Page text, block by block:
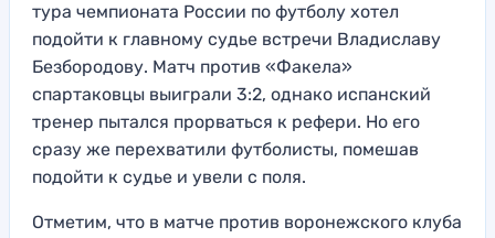
тура чемпионата России по футболу хотел
подойти к главному судье встречи Владиславу
Безбородову. Матч против «Факела»
спартаковцы выиграли 3:2, однако испанский
тренер пытался прорваться к рефери. Но его
сразу же перехватили футболисты, помешав
подойти к судье и увели с поля.
Отметим, что в матче против воронежского клуба